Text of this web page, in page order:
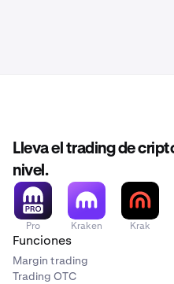
Lleva el trading de
nivel.
Pro Kraken Krak
Funciones
Margin trading
Trading OTC